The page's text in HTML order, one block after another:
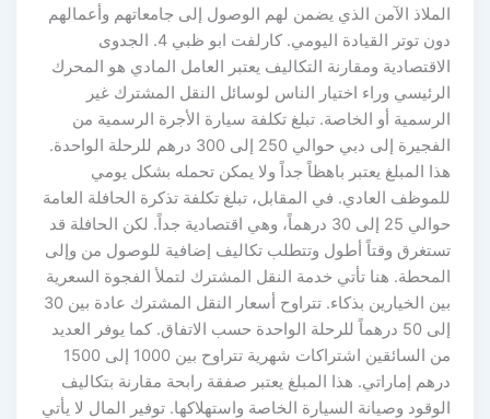
الملاذ الآمن الذي يضمن لهم الوصول إلى جامعاتهم وأعمالهم
دون توتر القيادة اليومي. كارلفت ابو ظبي 4. الجدوى
الاقتصادية ومقارنة التكاليف يعتبر العامل المادي هو المحرك
الرئيسي وراء اختيار الناس لوسائل النقل المشترك غير
الرسمية أو الخاصة. تبلغ تكلفة سيارة الأجرة الرسمية من
الفجيرة إلى دبي حوالي 250 إلى 300 درهم للرحلة الواحدة.
هذا المبلغ يعتبر باهظاً جداً ولا يمكن تحمله بشكل يومي
للموظف العادي. في المقابل، تبلغ تكلفة تذكرة الحافلة العامة
حوالي 25 إلى 30 درهماً، وهي اقتصادية جداً. لكن الحافلة قد
تستغرق وقتاً أطول وتتطلب تكاليف إضافية للوصول من وإلى
المحطة. هنا تأتي خدمة النقل المشترك لتملأ الفجوة السعرية
بين الخيارين بذكاء. تتراوح أسعار النقل المشترك عادة بين 30
إلى 50 درهماً للرحلة الواحدة حسب الاتفاق. كما يوفر العديد
من السائقين اشتراكات شهرية تتراوح بين 1000 إلى 1500
درهم إماراتي. هذا المبلغ يعتبر صفقة رابحة مقارنة بتكاليف
الوقود وصيانة السيارة الخاصة واستهلاكها. توفير المال لا يأتي